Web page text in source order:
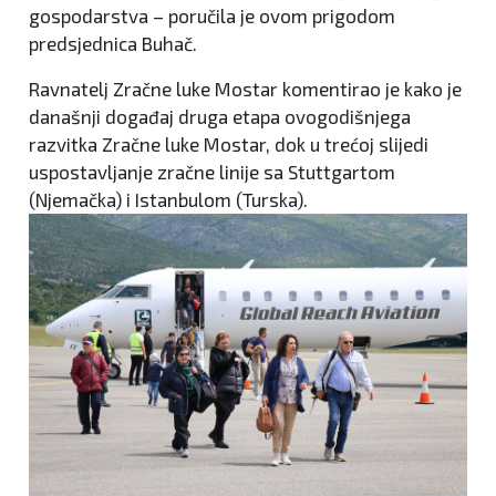
gospodarstva – poručila je ovom prigodom
predsjednica Buhač.
Ravnatelj Zračne luke Mostar komentirao je kako je
današnji događaj druga etapa ovogodišnjega
razvitka Zračne luke Mostar, dok u trećoj slijedi
uspostavljanje zračne linije sa Stuttgartom
(Njemačka) i Istanbulom (Turska).